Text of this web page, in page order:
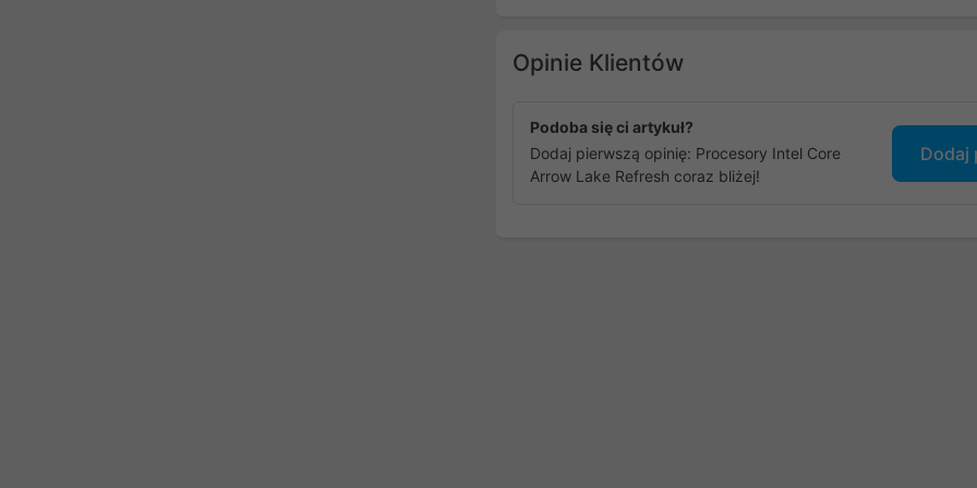
Opinie Klientów
Podoba się ci artykuł?
Dodaj pierwszą opinię: Procesory Intel Core
Arrow Lake Refresh coraz bliżej!
Dodaj